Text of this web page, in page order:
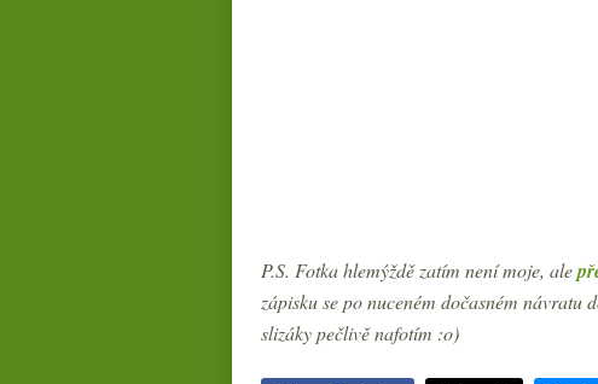
P.S. Fotka hlemýždě zatím není moje, ale
zápisku se po nuceném dočasném
slizáky pečlivě nafotím :o)